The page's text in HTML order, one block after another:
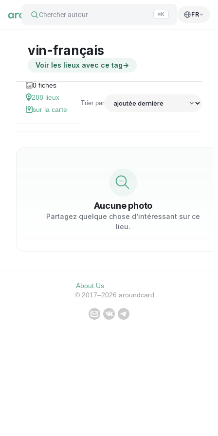
Chercher autour ⌘K FR
vin-français
Voir les lieux avec ce tag→
0 fiches
288 lieux
sur la carte
Trier par
Aucune photo
Partagez quelque chose d’intéressant sur ce
lieu.
About Us
© 2017–2026 aroundcard